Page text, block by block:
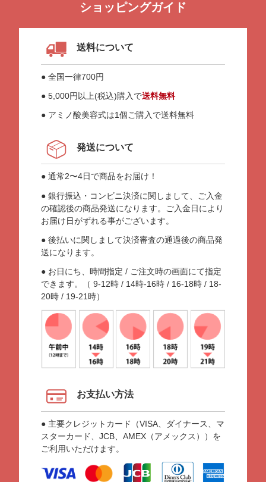
ショッピングガイド
送料について
● 全国一律700円
● 5,000円以上(税込)購入で送料無料
● アミノ酸美容式は1個ご購入で送料無料
発送について
● 通常2〜4日で商品をお届け！
● 銀行振込・コンビニ決済に関しまして、ご入金
の確認後の商品発送になります。ご入金日により
お届け日がずれる事がございます。
● 後払いに関しまして決済審査の通過後の商品発
送になります。
● お日にち、時間指定 / ご注文時の画面にて指定
できます。（ 9-12時 / 14時-16時 / 16-18時 / 18-
20時 / 19-21時）
お支払い方法
● 主要クレジットカード（VISA、ダイナース、マ
スターカード、JCB、AMEX（アメックス））を
ご利用いただけます。